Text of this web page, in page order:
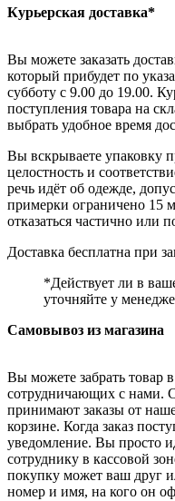
Курьерская доставка*
Вы можете заказать
который прибудет по
субботу с 9.00 до 19.00.
поступления товара на
выбрать удобное время
Вы вскрываете упаковку
целостность и
речь идёт об одежде,
примерки ограничено 15
отказаться частично или
Доставка бесплатна при
*Действует ли в
уточняйте у
Самовывоз из магазина
Вы можете забрать товар
сотрудничающих с нами.
принимают заказы от
корзине. Когда заказ
уведомление. Вы просто
сотруднику в кассовой
покупку может ваш друг
номер и имя, на кого он